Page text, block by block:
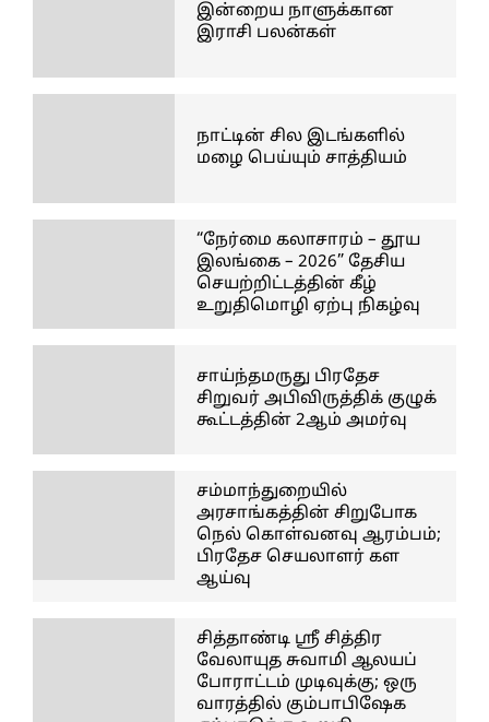
இன்றைய நாளுக்கான
இராசி பலன்கள்
நாட்டின் சில இடங்களில்
மழை பெய்யும் சாத்தியம்
“நேர்மை கலாசாரம் – தூய
இலங்கை – 2026” தேசிய
செயற்றிட்டத்தின் கீழ்
உறுதிமொழி ஏற்பு நிகழ்வு
சாய்ந்தமருது பிரதேச
சிறுவர் அபிவிருத்திக் குழுக்
கூட்டத்தின் 2ஆம் அமர்வு
சம்மாந்துறையில்
அரசாங்கத்தின் சிறுபோக
நெல் கொள்வனவு ஆரம்பம்;
பிரதேச செயலாளர் கள
ஆய்வு
சித்தாண்டி ஸ்ரீ சித்திர
வேலாயுத சுவாமி ஆலயப்
போராட்டம் முடிவுக்கு; ஒரு
வாரத்தில் கும்பாபிஷேக